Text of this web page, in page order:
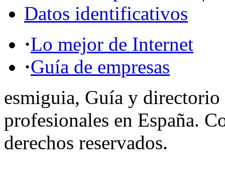
Datos identificativos
·Lo mejor de Internet
·Guía de empresas
esmiguia, Guía y directorio
profesionales en España.
derechos reservados.